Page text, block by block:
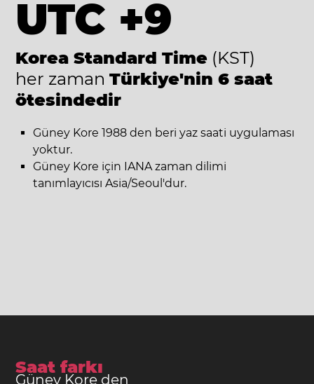
UTC +9
Korea Standard Time (KST)
her zaman Türkiye'nin 6 saat
ötesindedir
Güney Kore 1988 den beri yaz saati uygulaması
yoktur.
Güney Kore için IANA zaman dilimi
tanımlayıcısı Asia/Seoul'dur.
Saat farkı
Güney Kore den